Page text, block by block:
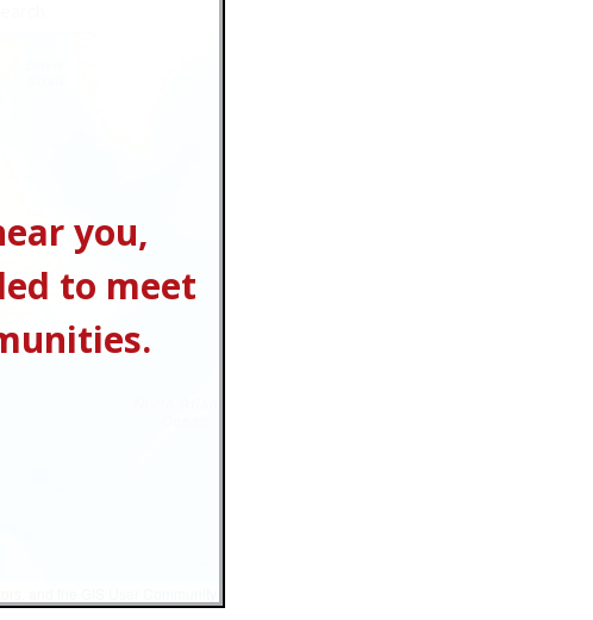
you,
to meet